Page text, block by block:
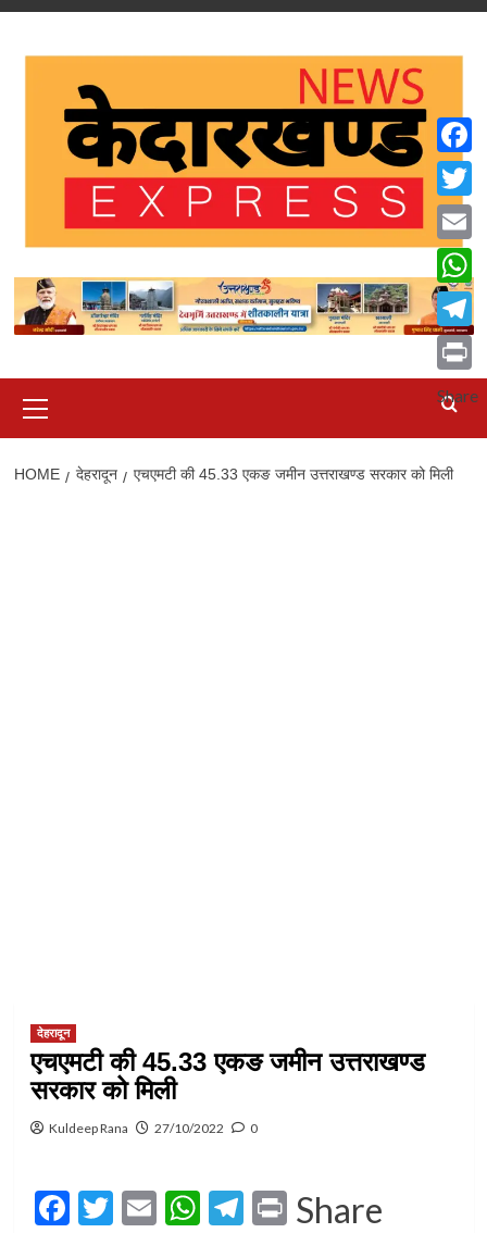
Skip
Menu
HOME देहरादून एचएमटी की 45.33 एकङ जमीन उत्तराखण्ड सरकार को मिली
देहरादून
एचएमटी की 45.33 एकङ जमीन उत्तराखण्ड
सरकार को मिली
Kuldeep Rana 27/10/2022 0
Facebook
Twitter
EmailWhatsApp
Telegram
Print
Share
Email
Print
Share